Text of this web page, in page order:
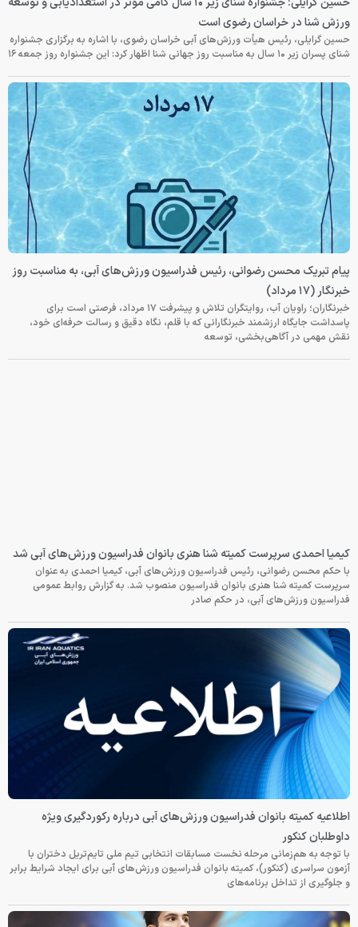
ورزش شنا در خراسان رضوی است
حسین گرایلی، رئیس هیأت ورزش‌های آبی خراسان رضوی، با اشاره به برگزاری جشنواره
شنای پسران زیر ۱۰ سال به مناسبت روز جهانی شنا اظهار کرد: این جشنواره روز جمعه‌ ۱۶
پیام تبریک محسن رضوانی، رئیس فدراسیون ورزش‌های آبی، به مناسبت روز
خبرنگار (۱۷ مرداد)
خبرنگاران؛ راویان آب، روایتگران تلاش و پیشرفت ۱۷ مرداد، فرصتی است برای
پاسداشت جایگاه ارزشمند خبرنگارانی که با قلم، نگاه دقیق و رسالت حرفه‌ای خود،
نقش مهمی در آگاهی‌بخشی، توسعه
کیمیا احمدی سرپرست کمیته شنا هنری بانوان فدراسیون ورزش‌های آبی شد
با حکم محسن رضوانی، رئیس فدراسیون ورزش‌های آبی، کیمیا احمدی به عنوان
سرپرست کمیته شنا هنری بانوان فدراسیون منصوب شد. به گزارش روابط عمومی
فدراسیون ورزش‌های آبی، در حکم صادر
اطلاعیه کمیته بانوان فدراسیون ورزش‌های آبی درباره رکوردگیری ویژه
داوطلبان کنکور
با توجه به هم‌زمانی مرحله نخست مسابقات انتخابی تیم ملی تایم‌تریل دختران با
آزمون سراسری (کنکور)، کمیته بانوان فدراسیون ورزش‌های آبی برای ایجاد شرایط برابر
و جلوگیری از تداخل برنامه‌های